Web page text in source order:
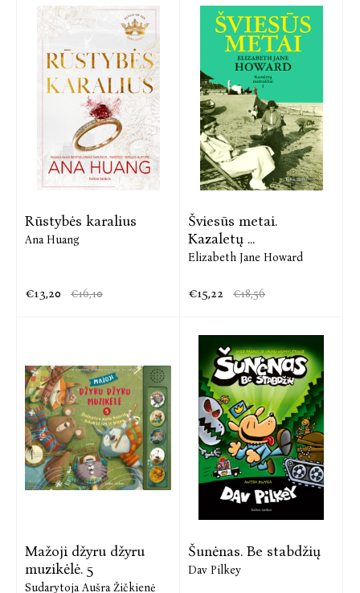
Rūstybės karalius
Ana Huang
€13,20 €16,10
Šviesūs metai.
Kazaletų ...
Elizabeth Jane Howard
€15,22 €18,56
Mažoji džyru džyru
muzikėlė. 5
Sudarytoja Aušra Žičkienė
Šunėnas. Be stabdžių
Dav Pilkey